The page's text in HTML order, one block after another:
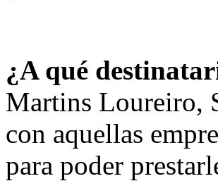
¿A qué
Martins Loureiro,
con aquellas
para poder